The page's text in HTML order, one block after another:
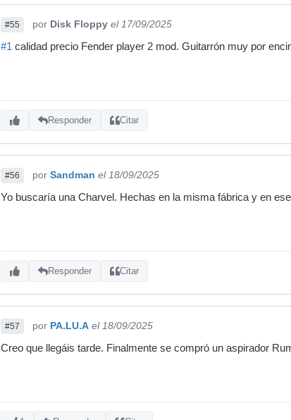
#55 por Disk Floppy el 17/09/2025
#1 calidad precio Fender player 2 mod. Guitarrón muy por
Responder Citar
#56 por Sandman el 18/09/2025
Yo buscaría una Charvel. Hechas en la misma fábrica y en
Responder Citar
#57 por PA.LU.A el 18/09/2025
Creo que llegáis tarde. Finalmente se compró un aspirador